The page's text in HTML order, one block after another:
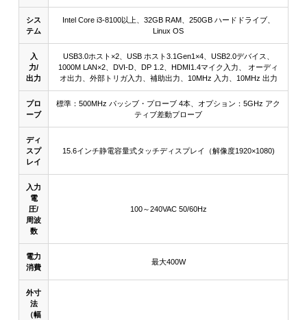
シス
テム
Intel Core i3-8100以上、32GB RAM、250GB ハードドライブ、
Linux OS
入
力/
出力
USB3.0ホスト×2、USB ホスト3.1Gen1×4、USB2.0デバイス、
1000M LAN×2、DVI-D、DP 1.2、HDMI1.4マイク入力、 オーディ
オ出力、外部トリガ入力、補助出力、10MHz 入力、10MHz 出力
プロ
ーブ
標準：500MHz パッシブ・プローブ 4本、オプション：5GHz アク
ティブ差動プローブ
ディ
スプ
レイ
15.6インチ静電容量式タッチディスプレイ（解像度1920×1080)
入力
電
圧/
周波
数
100～240VAC 50/60Hz
電力
消費
最大400W
外寸
法
（幅